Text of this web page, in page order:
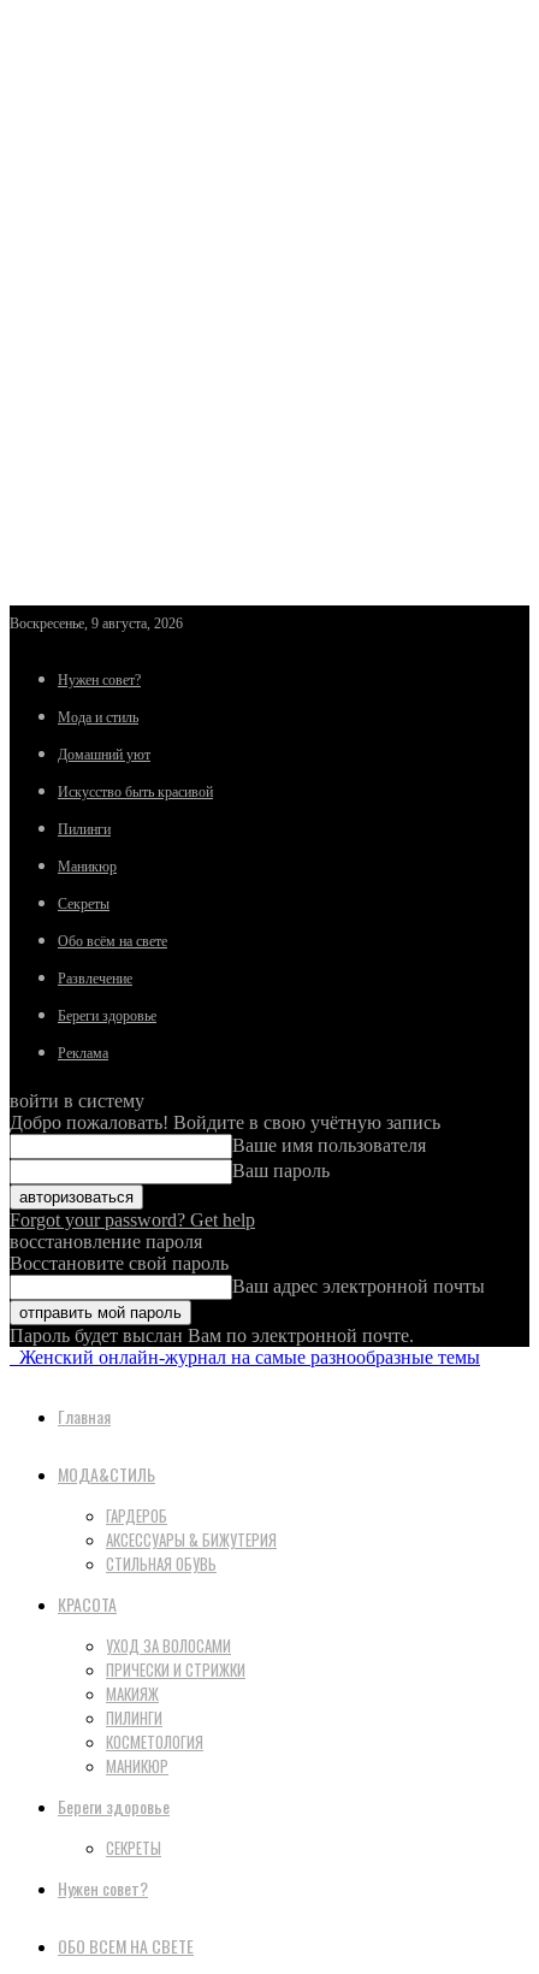
Воскресенье, 9 августа, 2026
Нужен совет?
Мода и стиль
Домашний уют
Искусство быть красивой
Пилинги
Маникюр
Секреты
Обо всём на свете
Развлечение
Береги здоровье
Реклама
войти в систему
Добро пожаловать! Войдите в свою учётную запись
Ваше имя пользователя
Ваш пароль
Forgot your password? Get help
восстановление пароля
Восстановите свой пароль
Ваш адрес электронной почты
Пароль будет выслан Вам по электронной почте.
Женский онлайн-журнал на самые разнообразные темы
Главная
МОДА&СТИЛЬ
ГАРДЕРОБ
АКСЕССУАРЫ & БИЖУТЕРИЯ
СТИЛЬНАЯ ОБУВЬ
КРАСОТА
УХОД ЗА ВОЛОСАМИ
ПРИЧЕСКИ И СТРИЖКИ
МАКИЯЖ
ПИЛИНГИ
КОСМЕТОЛОГИЯ
МАНИКЮР
Береги здоровье
СЕКРЕТЫ
Нужен совет?
ОБО ВСЕМ НА СВЕТЕ